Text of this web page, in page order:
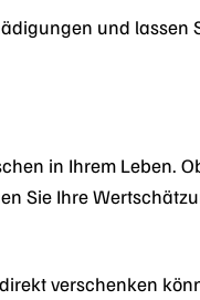
und lassen
in Ihrem Leben.
Sie Ihre
verschenken